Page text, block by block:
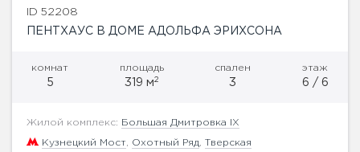
ID 52208
ПЕНТХАУС В ДОМЕ АДОЛЬФА ЭРИХСОНА
комнат
5
площадь
319 м2
спален
3
этаж
6 / 6
Жилой комплекс: Большая Дмитровка IX
Кузнецкий Мост Охотный Ряд Тверская